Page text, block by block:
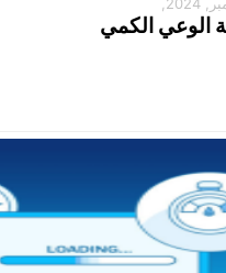
الوعي الكمي